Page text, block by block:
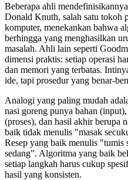
Beberapa ahli
Donald Knuth, salah satu tokoh
komputer, menekankan bahwa
berhingga yang menghasilkan
masalah. Ahli lain seperti
dimensi praktis: setiap operasi
dan memori yang terbatas.
ide, tapi prosedur yang benar-
Analogi yang paling mudah
nasi goreng punya bahan
(proses), dan hasil akhir berupa
baik tidak menulis "masak
Resep yang baik menulis "tumis
sedang". Algoritma yang baik
setiap langkah harus cukup
hasil yang konsisten.